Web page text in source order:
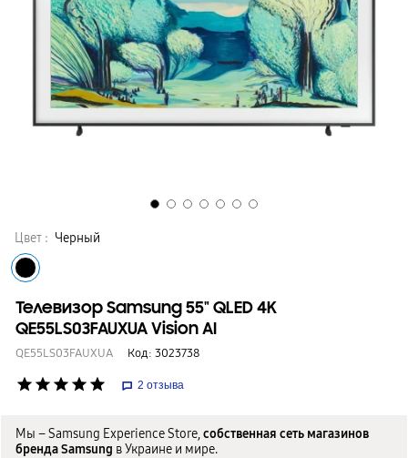
Цвет : Черный
Телевизор Samsung 55" QLED 4K
QE55LS03FAUXUA Vision AI
QE55LS03FAUXUA Код: 3023738
star star star star star 2 отзыва
Мы – Samsung Experience Store,собственная сеть магазинов
бренда Samsung в Украине и мире.